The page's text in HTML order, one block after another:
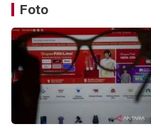
Foto